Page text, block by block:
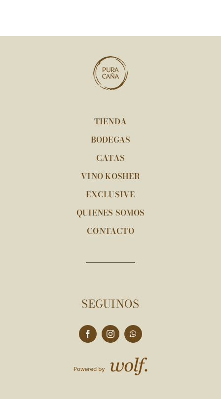
TIENDA
BODEGAS
CATAS
VINO KOSHER
EXCLUSIVE
QUIENES SOMOS
CONTACTO
SEGUINOS